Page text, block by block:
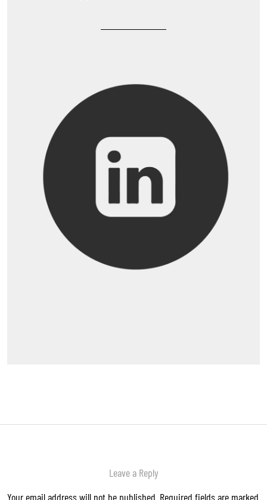
Leave a Reply
Your email address will not be published. Required fields are marked